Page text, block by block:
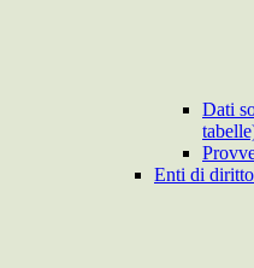
Dati
Enti di